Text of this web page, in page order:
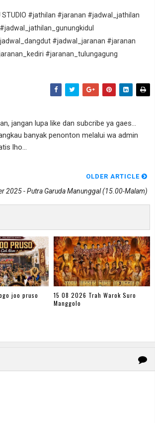
STUDIO #jathilan #jaranan #jadwal_jathilan
#jadwal_jaranan #jaranan
#jaranan_tulungagung
jangan lupa like dan subcribe ya gaes...
banyak penonton melalui wa admin
lho...
OLDER ARTICLE
2025 - Putra Garuda Manunggal (15.00-Malam)
joo pruso
15 08 2026 Trah Warok Suro
Manggolo